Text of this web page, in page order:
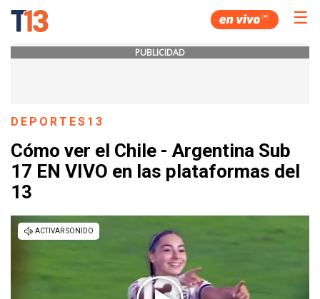
☰
PUBLICIDAD
DEPORTES13
Cómo ver el Chile - Argentina Sub
17 EN VIVO en las plataformas del
13